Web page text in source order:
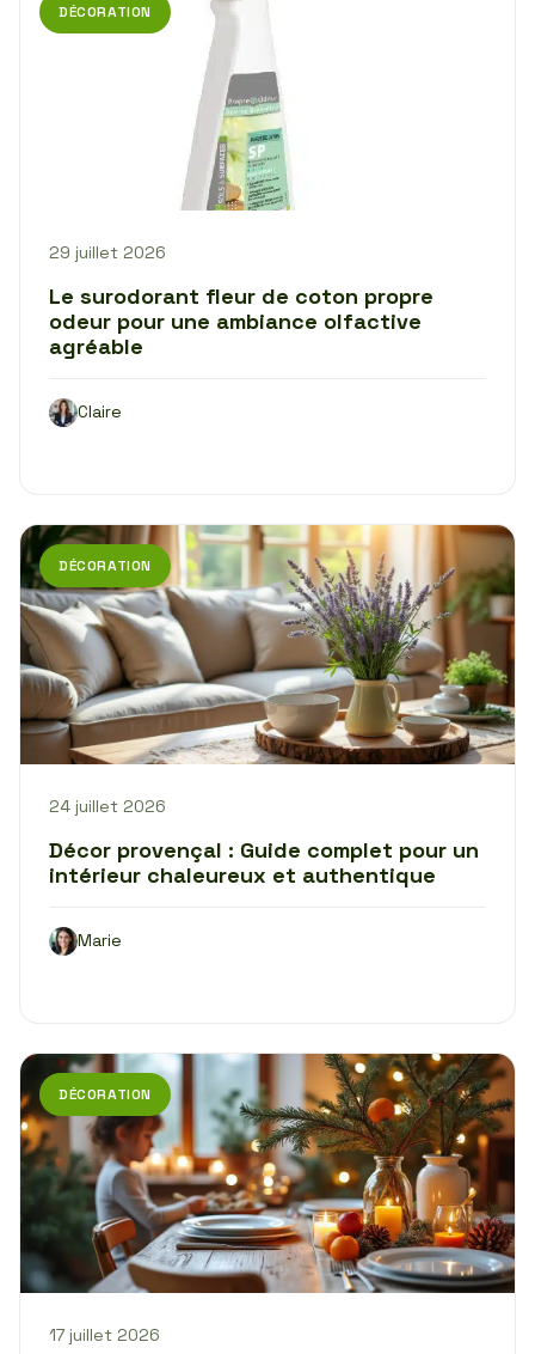
DÉCORATION
29 juillet 2026
Le surodorant fleur de coton propre
odeur pour une ambiance olfactive
agréable
Claire
DÉCORATION
24 juillet 2026
Décor provençal : Guide complet pour un
intérieur chaleureux et authentique
Marie
DÉCORATION
17 juillet 2026